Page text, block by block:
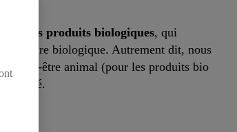
des produits biologiques, qui
biologique. Autrement dit, nous
bien-être animal (pour les produits bio